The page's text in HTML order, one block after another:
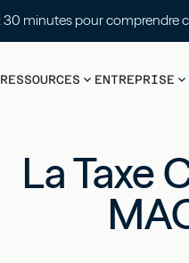
🇪🇺 [Replay] Nouveaux ESRS : 30 minutes pour
RESSOURCES ENTREPRISE
La Taxe